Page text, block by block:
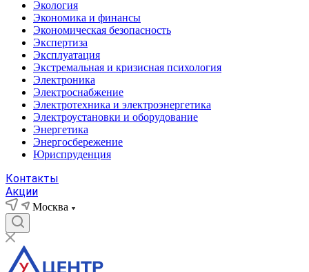
Экология
Экономика и финансы
Экономическая безопасность
Экспертиза
Эксплуатация
Экстремальная и кризисная психология
Электроника
Электроснабжение
Электротехника и электроэнергетика
Электроустановки и оборудование
Энергетика
Энергосбережение
Юриспруденция
Контакты
Акции
Москва